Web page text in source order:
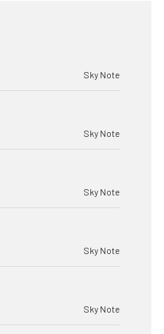
Sky Note
Sky Note
Sky Note
Sky Note
Sky Note